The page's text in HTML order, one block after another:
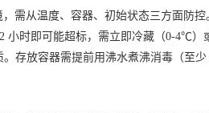
从温度、容器、初始状态三方面防控
时即可能超标，需立即冷藏（0-4℃）
存放容器需提前用沸水煮沸消毒（至